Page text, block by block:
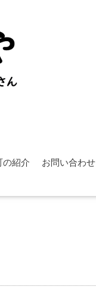
の紹介 お問い合わせ